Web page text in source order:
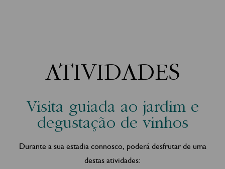
ATIVIDADES
Visita guiada ao jardim e
degustação de vinhos
Durante a sua estadia connosco, poderá desfrutar de uma
destas atividades: